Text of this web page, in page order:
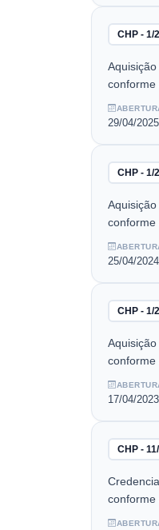
CHP - 1/
conforme
29/04/2025
CHP - 1/
conforme
25/04/2024
CHP - 1/
conforme
17/04/2023
CHP -
conforme